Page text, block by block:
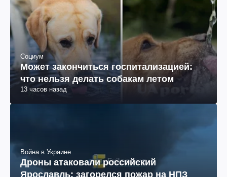
Социум
Может закончиться госпитализацией:
что нельзя делать собакам летом
13 часов назад
Война в Украине
Дроны атаковали российский
Ярославль: загорелся пожар на НПЗ